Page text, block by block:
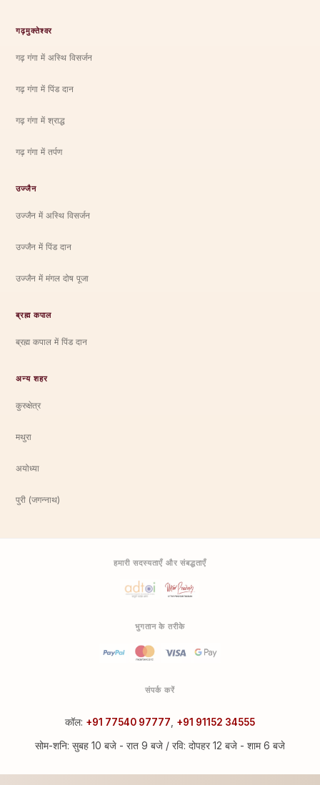
गढ़मुक्तेश्वर
गढ़ गंगा में अस्थि विसर्जन
गढ़ गंगा में पिंड दान
गढ़ गंगा में श्राद्ध
गढ़ गंगा में तर्पण
उज्जैन
उज्जैन में अस्थि विसर्जन
उज्जैन में पिंड दान
उज्जैन में मंगल दोष पूजा
ब्रह्म कपाल
ब्रह्म कपाल में पिंड दान
अन्य शहर
कुरुक्षेत्र
मथुरा
अयोध्या
पुरी (जगन्नाथ)
हमारी सदस्यताएँ और संबद्धताएँ
भुगतान के तरीके
संपर्क करें
कॉल: +91 77540 97777 +91 91152 34555
सोम-शनि: सुबह 10 बजे - रात 9 बजे / रवि: दोपहर 12 बजे - शाम 6 बजे